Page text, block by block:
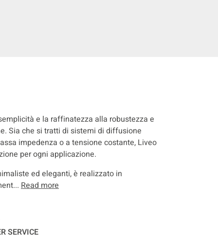
e la raffinatezza alla robustezza e
Sia che si tratti di sistemi di diffusione
impedenza o a tensione costante, Liveo
per ogni applicazione.
ed eleganti, è realizzato in
Read more
SERVICE